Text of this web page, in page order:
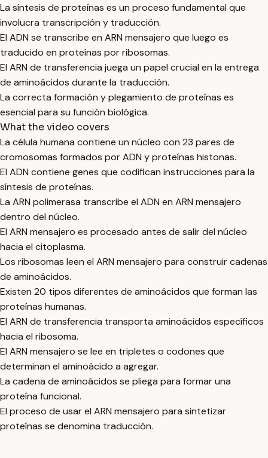
La síntesis de proteínas es un proceso fundamental que
involucra transcripción y traducción.
El ADN se transcribe en ARN mensajero que luego es
traducido en proteínas por ribosomas.
El ARN de transferencia juega un papel crucial en la entrega
de aminoácidos durante la traducción.
La correcta formación y plegamiento de proteínas es
esencial para su función biológica.
What the video covers
La célula humana contiene un núcleo con 23 pares de
cromosomas formados por ADN y proteínas histonas.
El ADN contiene genes que codifican instrucciones para la
síntesis de proteínas.
La ARN polimerasa transcribe el ADN en ARN mensajero
dentro del núcleo.
El ARN mensajero es procesado antes de salir del núcleo
hacia el citoplasma.
Los ribosomas leen el ARN mensajero para construir cadenas
de aminoácidos.
Existen 20 tipos diferentes de aminoácidos que forman las
proteínas humanas.
El ARN de transferencia transporta aminoácidos específicos
hacia el ribosoma.
El ARN mensajero se lee en tripletes o codones que
determinan el aminoácido a agregar.
La cadena de aminoácidos se pliega para formar una
proteína funcional.
El proceso de usar el ARN mensajero para sintetizar
proteínas se denomina traducción.